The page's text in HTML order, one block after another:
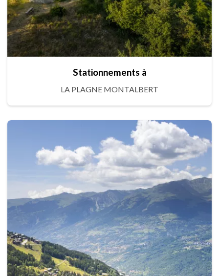
Stationnements à
LA PLAGNE MONTALBERT